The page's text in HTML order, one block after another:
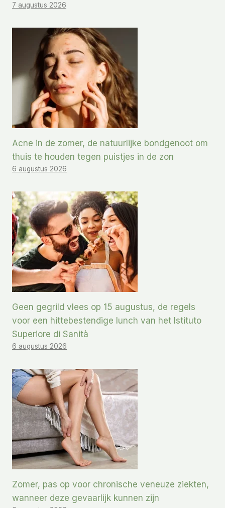
7 augustus 2026
Acne in de zomer, de natuurlijke bondgenoot om
thuis te houden tegen puistjes in de zon
6 augustus 2026
Geen gegrild vlees op 15 augustus, de regels
voor een hittebestendige lunch van het Istituto
Superiore di Sanità
6 augustus 2026
Zomer, pas op voor chronische veneuze ziekten,
wanneer deze gevaarlijk kunnen zijn